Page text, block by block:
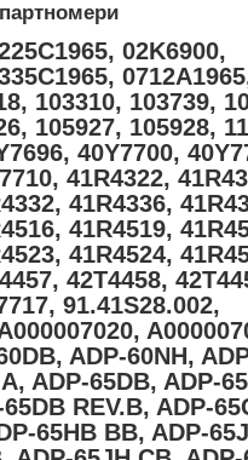
02K6900,
103310, 103739,
105927, 105928,
40Y7700,
41R4322,
41R4336,
41R4519,
41R4524,
42T4458,
91.41S28.002,
ADP-60NH,
ADP-65DB, ADP-
REV.B, ADP-
65HB BB, ADP-